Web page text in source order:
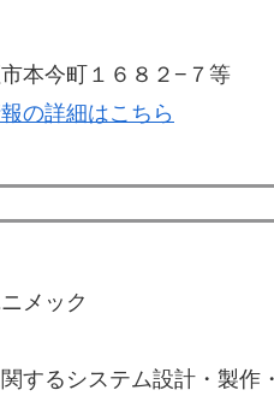
本今町１６８２−７等
の詳細はこちら
メック
関するシステム設計・製